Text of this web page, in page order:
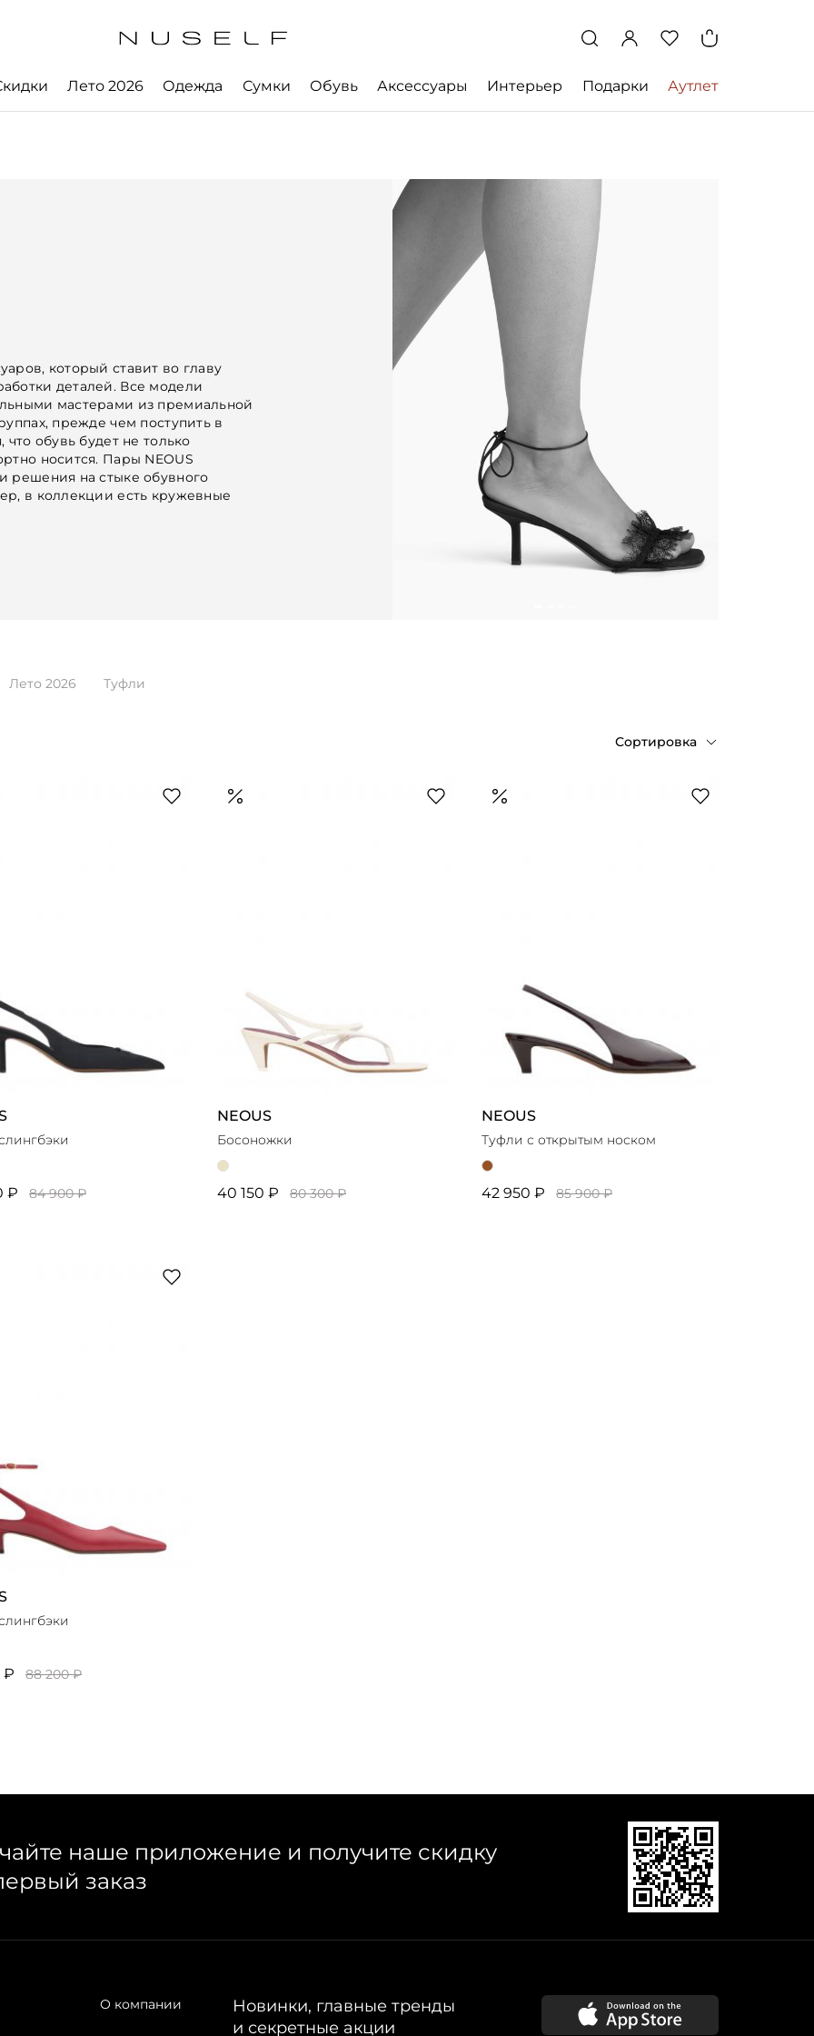
Лето 2026 Одежда Сумки Обувь Аксессуары Интерьер Подарки Аутлет
который ставит во главу
деталей. Все модели
мастерами из премиальной
прежде чем поступить в
обувь будет не только
носится. Пары NEOUS
решения на стыке обувного
в коллекции есть кружевные
Лето 2026 Туфли
Сортировка
₽ 84 900 ₽
NEOUS
Босоножки
40 150 ₽ 80 300 ₽
NEOUS
Туфли с открытым носком
42 950 ₽ 85 900 ₽
₽ 88 200 ₽
наше приложение и получите скидку
заказ
О компании
Новинки, главные тренды
и секретные акции